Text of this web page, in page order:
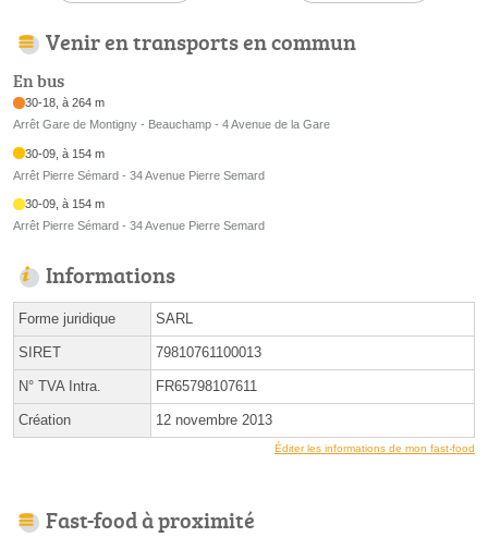
Venir en transports en commun
En bus
30-18, à 264 m
Arrêt Gare de Montigny - Beauchamp - 4 Avenue de la Gare
30-09, à 154 m
Arrêt Pierre Sémard - 34 Avenue Pierre Semard
30-09, à 154 m
Arrêt Pierre Sémard - 34 Avenue Pierre Semard
Informations
Forme juridique SARL
SIRET 79810761100013
N° TVA Intra. FR65798107611
Création 12 novembre 2013
Éditer les informations de mon fast-food
Fast-food à proximité